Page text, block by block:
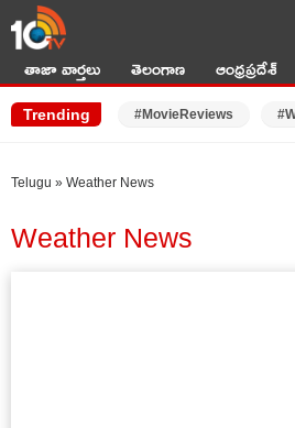
తాజా వార్తలు తెలంగాణ ఆంధ్రప్రదేశ్
Trending #MovieReviews
Telugu » Weather News
Weather News